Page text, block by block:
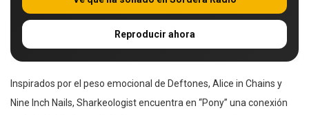
Reproducir ahora
Inspirados por el peso emocional de Deftones, Alice in Chains y
Nine Inch Nails, Sharkeologist encuentra en “Pony” una conexión